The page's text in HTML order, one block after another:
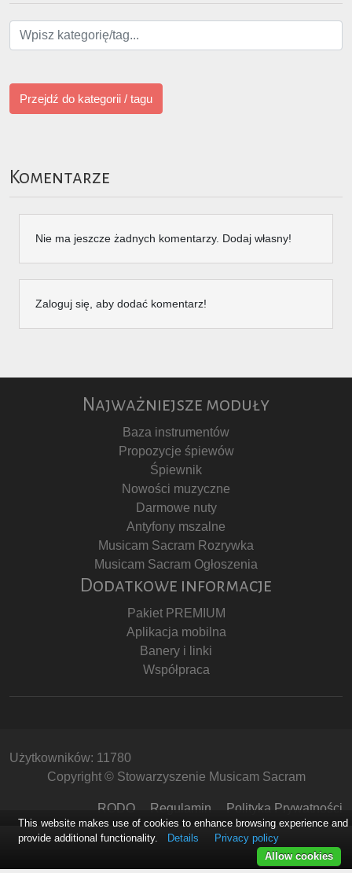
Przejdź do kategorii / tagu
Komentarze
Nie ma jeszcze żadnych komentarzy. Dodaj własny!
Zaloguj się, aby dodać komentarz!
Najważniejsze moduły
Baza instrumentów
Propozycje śpiewów
Śpiewnik
Nowości muzyczne
Darmowe nuty
Antyfony mszalne
Musicam Sacram Rozrywka
Musicam Sacram Ogłoszenia
Dodatkowe informacje
Pakiet PREMIUM
Aplikacja mobilna
Banery i linki
Współpraca
Użytkowników: 11780
Copyright © Stowarzyszenie Musicam Sacram
RODO Regulamin Polityka Prywatności
This website makes use of cookies to enhance browsing experience and
provide additional functionality.
Details
Privacy policy
Allow cookies